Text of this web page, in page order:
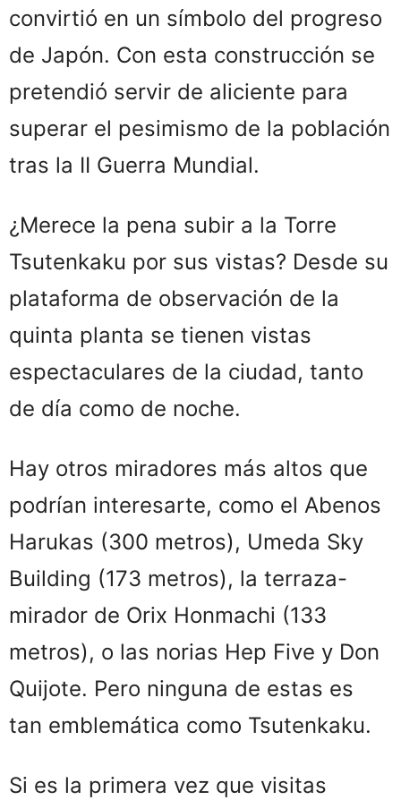
convirtió en un símbolo del progreso
de Japón. Con esta construcción se
pretendió servir de aliciente para
superar el pesimismo de la población
tras la II Guerra Mundial.
¿Merece la pena subir a la Torre
Tsutenkaku por sus vistas? Desde su
plataforma de observación de la
quinta planta se tienen vistas
espectaculares de la ciudad, tanto
de día como de noche.
Hay otros miradores más altos que
podrían interesarte, como el Abenos
Harukas (300 metros), Umeda Sky
Building (173 metros), la terraza-
mirador de Orix Honmachi (133
metros), o las norias Hep Five y Don
Quijote. Pero ninguna de estas es
tan emblemática como Tsutenkaku.
Si es la primera vez que visitas